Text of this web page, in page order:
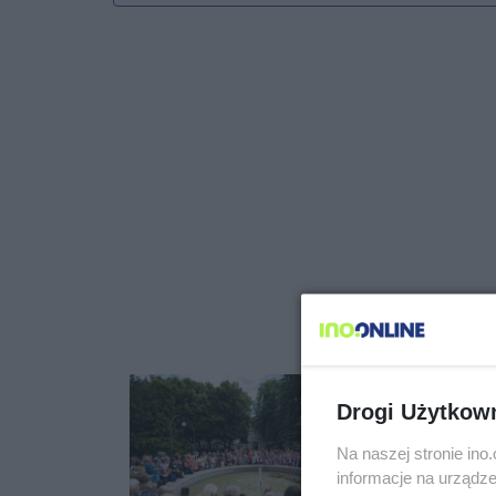
Drogi
Na naszej stronie
informacje na